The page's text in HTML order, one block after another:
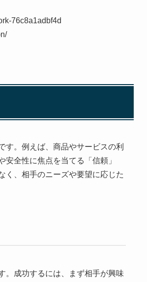
76c8a1adbf4d
す。例えば、商品やサービスの利
全性に焦点を当てる「信頼」
く、相手のニーズや要望に応じた
。成功するには、まず相手が興味